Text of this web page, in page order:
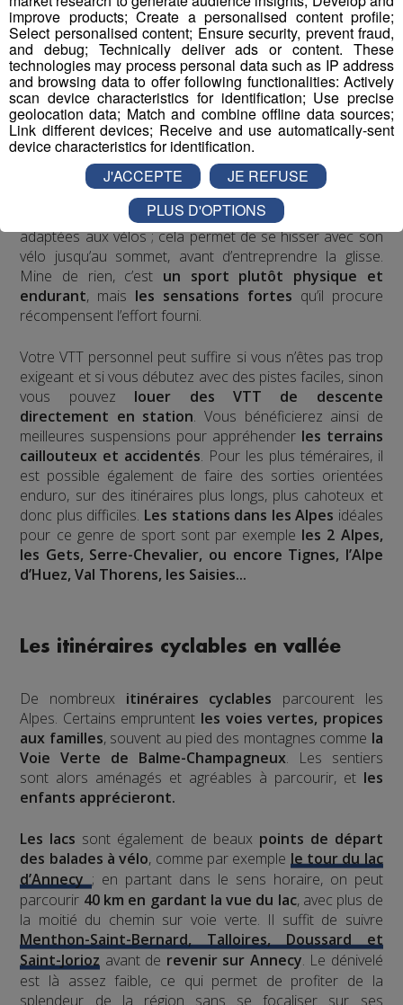
Il est assez facilede se faire plaisir en montagne
à vélo, qu’on soitdébutant, en famille, entre amis, et/ou
sportif et bien entraîné.
La descente de montagne en VTT
Une pratique qui s’est bien implantée et démocratisée au
cours de ces dix dernières années, c’estla descente de
montagne en VTT. En effet,les remontées
mécaniques fonctionnent toujours l’été
adaptées aux vélos ; cela permet de se hisser avec son
vélo jusqu’au sommet, avant d’entreprendre la glisse.
Mine de rien, c’est un sport plutôt physique et
endurant, mais les sensations fortes qu’il procure
récompensent l’effort fourni.
Votre VTT personnel peut suffire si vous n’êtes pas trop
exigeant et si vous débutez avec des pistes faciles, sinon
vous pouvez louer des VTT de descente
directement en station. Vous bénéficierez ainsi de
meilleures suspensions pour appréhenderles terrains
caillouteux et accidentés. Pour les plus téméraires, il
est possible également de faire des sorties orientées
enduro, sur des itinéraires plus longs, plus cahoteux et
donc plus difficiles. Les stations dans les Alpes idéales
pour ce genre de sport sont par exemple les 2 Alpes,
les Gets, Serre-Chevalier, ou encore Tignes, l’Alpe
d’Huez, Val Thorens, les Saisies...
Les itinéraires cyclables en vallée
De nombreux itinéraires cyclables parcourent les
Alpes. Certains empruntent les voies vertes, propices
aux familles, souvent au pied des montagnes comme la
Voie Verte de Balme-Champagneux. Les sentiers
sont alors aménagés et agréables à parcourir, et les
enfants apprécieront.
Les lacs sont également de beaux points de départ
des balades à vélo, comme par exemple le tour du lac
d’Annecy ; en partant dans le sens horaire, on peut
parcourir 40 km en gardant la vue du lac, avec plus de
la moitié du chemin sur voie verte. Il suffit de suivre
Menthon-Saint-Bernard, Talloires, Doussard et
Saint-Jorioz avant de revenir sur Annecy. Le dénivelé
est là assez faible, ce qui permet de profiter de la
splendeur de la région sans se focaliser sur ses
improve products; Create a personalised content profile;
Select personalised content; Ensure security, prevent fraud,
and debug; Technically deliver ads or content. These
technologies may process personal data such as IP address
and browsing data to offer following functionalities: Actively
scan device characteristics for identification; Use precise
geolocation data; Match and combine offline data sources;
Link different devices; Receive and use automatically-sent
device characteristics for identification.
J'ACCEPTE
JE REFUSE
PLUS D'OPTIONS